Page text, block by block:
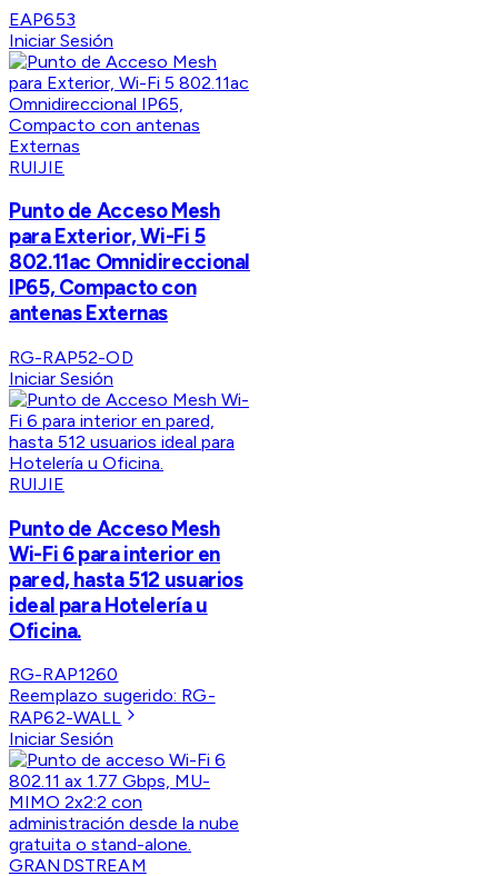
EAP653
Iniciar Sesión
RUIJIE
Punto de Acceso Mesh
para Exterior, Wi-Fi 5
802.11ac Omnidireccional
IP65, Compacto con
antenas Externas
RG-RAP52-OD
Iniciar Sesión
RUIJIE
Punto de Acceso Mesh
Wi-Fi 6 para interior en
pared, hasta 512 usuarios
ideal para Hotelería u
Oficina.
RG-RAP1260
Reemplazo sugerido: RG-
RAP62-WALL
Iniciar Sesión
GRANDSTREAM